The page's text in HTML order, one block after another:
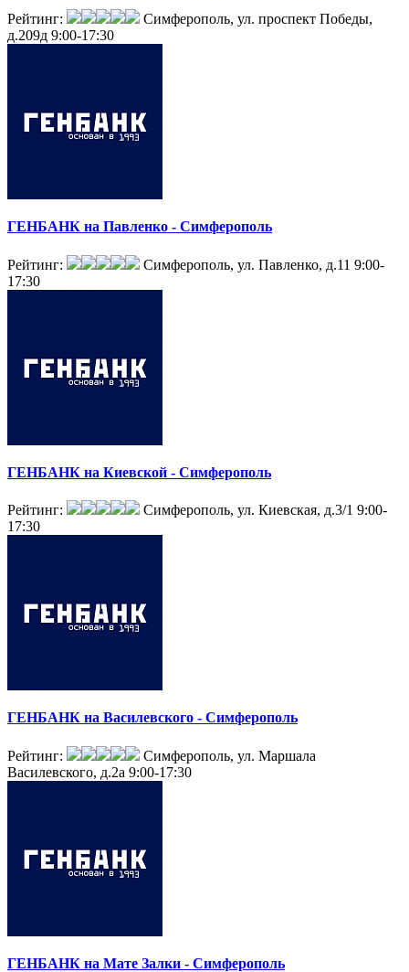
Рейтинг:
Симферополь, ул. проспект Победы,
д.209д 9:00-17:30
ГЕНБАНК на Павленко - Симферополь
Рейтинг: Симферополь, ул. Павленко, д.11 9:00-
17:30
ГЕНБАНК на Киевской - Симферополь
Рейтинг: Симферополь, ул. Киевская, д.3/1 9:00-
17:30
ГЕНБАНК на Василевского - Симферополь
Рейтинг:
Симферополь, ул. Маршала
Василевского, д.2а 9:00-17:30
ГЕНБАНК на Мате Залки - Симферополь